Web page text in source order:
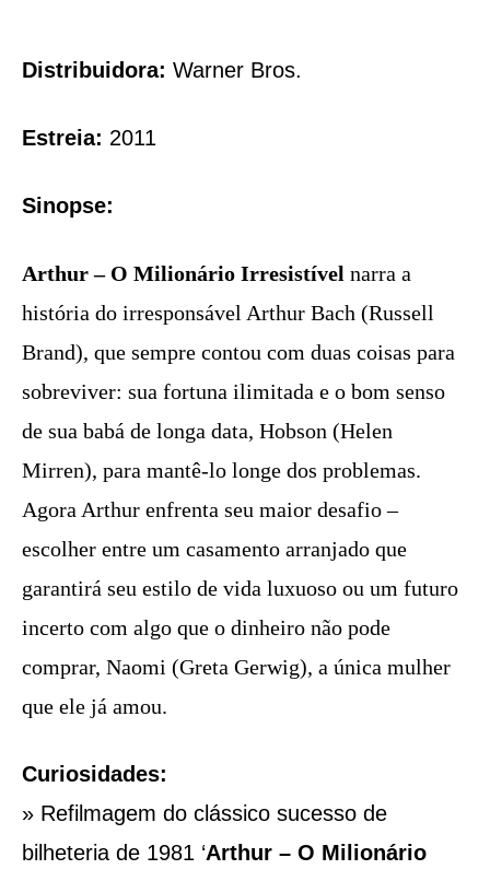
Distribuidora: Warner Bros.
Estreia: 2011
Sinopse:
Arthur – O Milionário Irresistível narra a
história do irresponsável Arthur Bach (Russell
Brand), que sempre contou com duas coisas para
sobreviver: sua fortuna ilimitada e o bom senso
de sua babá de longa data, Hobson (Helen
Mirren), para mantê-lo longe dos problemas.
Agora Arthur enfrenta seu maior desafio –
escolher entre um casamento arranjado que
garantirá seu estilo de vida luxuoso ou um futuro
incerto com algo que o dinheiro não pode
comprar, Naomi (Greta Gerwig), a única mulher
que ele já amou.
Curiosidades:
» Refilmagem do clássico sucesso de
bilheteria de 1981 ‘Arthur – O Milionário